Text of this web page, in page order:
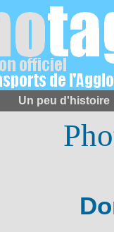
Un peu d'histoire